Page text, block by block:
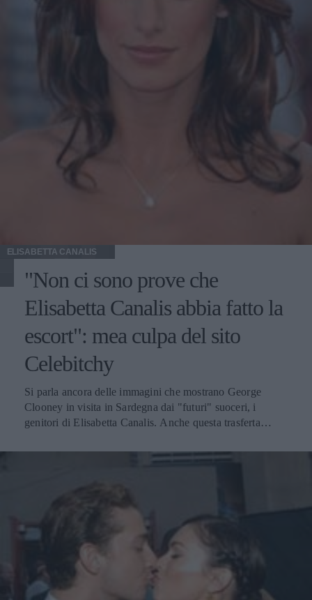
così come sono. La curiosità di vedere le immagini di
immagini dello spot realizzato per Miss Sixty. Intanto la
ELISABETTA CANALIS
"Non ci sono prove che
Elisabetta Canalis abbia fatto la
escort": mea culpa del sito
Celebitchy
Si parla ancora delle immagini che mostrano George
Clooney in visita in Sardegna dai "futuri" suoceri, i
genitori di Elisabetta Canalis. Anche questa trasferta
alcuni siti internazionali, tra cui Celebitchy, che non ha
lamentati dell'atteggiamento palesemente negativo nei
confronti della bella Elisabetta, soprattutto dopo il suo
presunto coinvolgimento nello scandalo cocaina appena
prima dell'estate. Ecco che cosa afferma la redattrice del
sito: Ho raccontato la storia di Elisabetta e George in visita